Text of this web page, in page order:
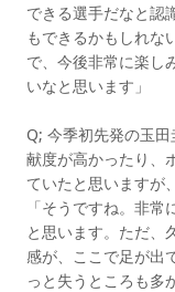
できる選手だなと認
もできるかもしれな
で、今後非常に楽し
いなと思います」
Q; 今季初先発の玉
献度が高かったり、
ていたと思いますが
「そうですね。非
と思います。ただ、
感が、ここで足が出
っと失うところも多